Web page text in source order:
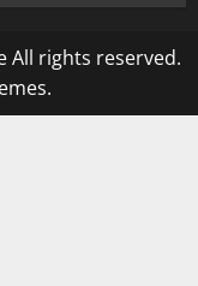
All rights reserved.